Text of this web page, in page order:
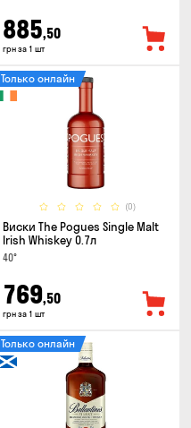
885,50
грн за 1 шт
(0)
Только онлайн
Виски The Pogues Single Malt
Irish Whiskey 0.7л
40°
769,50
грн за 1 шт
Только онлайн